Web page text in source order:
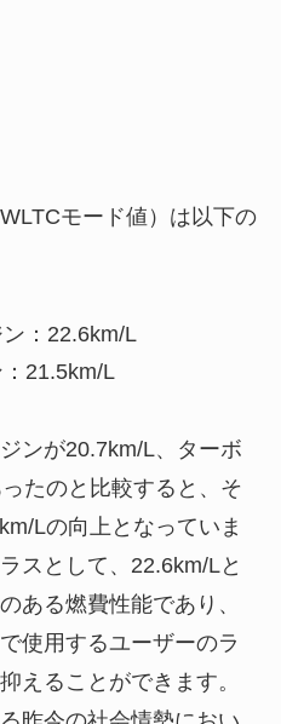
モード値）は以下の
：22.6km/L
21.5km/L
ンが20.7km/L、ターボ
たのと比較すると、そ
Lの向上となっていま
スとして、22.6km/Lと
ある燃費性能であり、
使用するユーザーのラ
えることができます。